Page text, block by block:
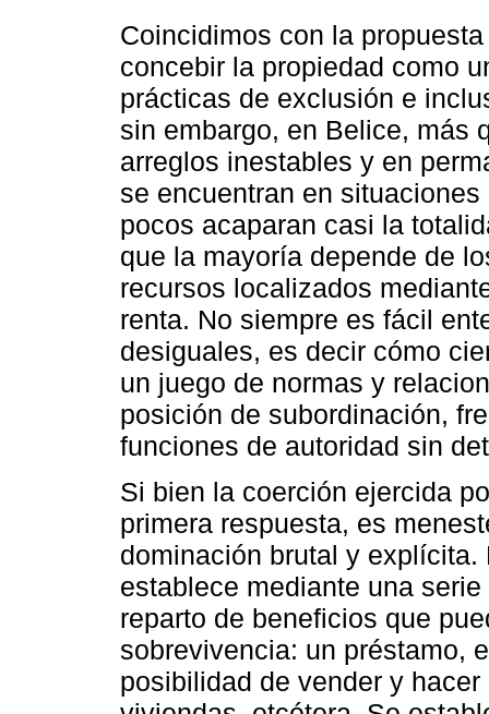
Coincidimos con la
concebir la propiedad como
prácticas de exclusión e
sin embargo, en Belice, más
arreglos inestables y en
se encuentran en
pocos acaparan casi la
que la mayoría depende de
recursos localizados
renta. No siempre es fácil
desiguales, es decir cómo
un juego de normas y
posición de subordinación,
funciones de autoridad sin
Si bien la coerción ejercida
primera respuesta, es
dominación brutal y
establece mediante una
reparto de beneficios que
sobrevivencia: un préstamo,
posibilidad de vender y